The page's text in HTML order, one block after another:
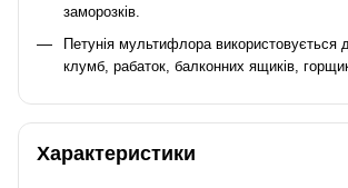
заморозків.
Петунія мультифлора
клумб, рабаток, балконних ящиків,
Характеристики